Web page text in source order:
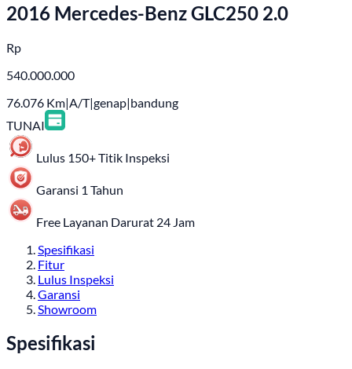
2016 Mercedes-Benz GLC250 2.0
Rp
540.000.000
76.076 Km|A/T|genap|bandung
TUNAI
Lulus 150+ Titik Inspeksi
Garansi 1 Tahun
Free Layanan Darurat 24 Jam
Spesifikasi
Fitur
Lulus Inspeksi
Garansi
Showroom
Spesifikasi